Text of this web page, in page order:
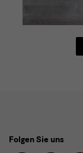
Media
Folgen Sie uns